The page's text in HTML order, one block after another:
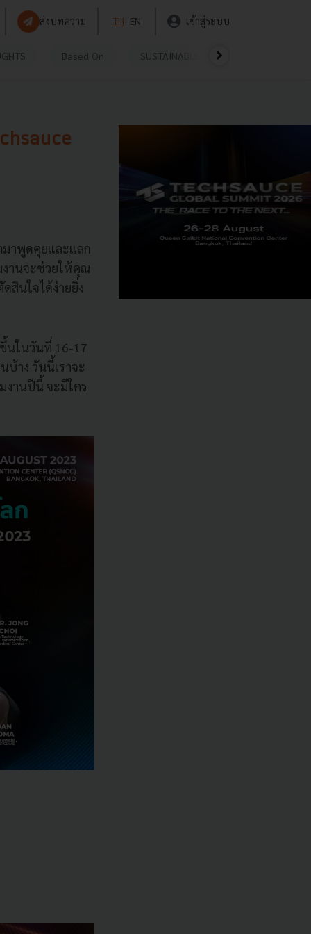
ส่งบทความ TH EN เข้าสู่ระบบ
Based On SUSTAINABLE
มาพูดคุยและแลก
งานจะช่วยให้คุณ
สินใจได้ง่ายยิ่ง
นในวันที่ 16-17
าง วันนี้เราจะ
งานปีนี้ จะมีใคร